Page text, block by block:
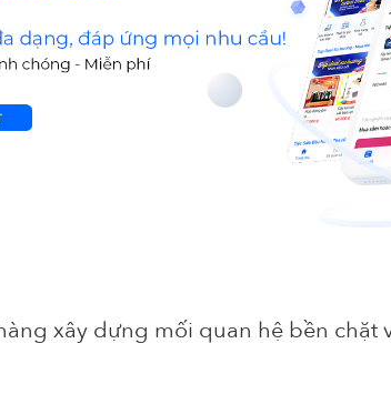
xây dựng mối quan hệ bền